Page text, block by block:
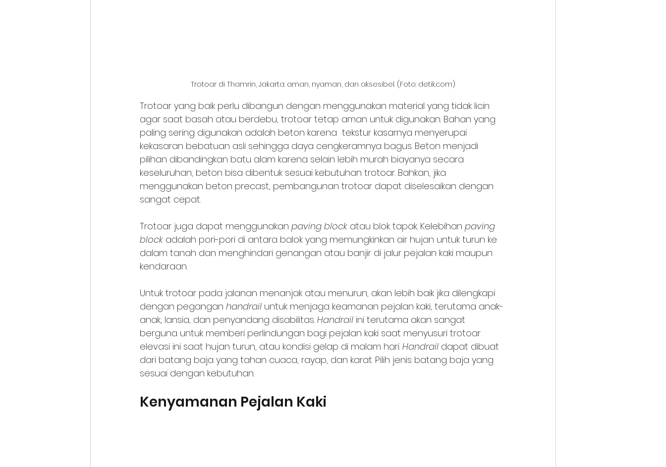
Trotoar di Thamrin, Jakarta: aman, nyaman, dan aksesibel. (Foto: detik.com)
Trotoar yang baik perlu dibangun dengan menggunakan material yang tidak licin
agar saat basah atau berdebu, trotoar tetap aman untuk digunakan. Bahan yang
paling sering digunakan adalah beton karena  tekstur kasarnya menyerupai
kekasaran bebatuan asli sehingga daya cengkeramnya bagus. Beton menjadi
pilihan dibandingkan batu alam karena selain lebih murah biayanya secara
keseluruhan, beton bisa dibentuk sesuai kebutuhan trotoar. Bahkan, jika
menggunakan beton precast, pembangunan trotoar dapat diselesaikan dengan
sangat cepat.
Trotoar juga dapat menggunakan paving block atau blok tapak. Kelebihan paving
block adalah pori-pori di antara balok yang memungkinkan air hujan untuk turun ke
dalam tanah dan menghindari genangan atau banjir di jalur pejalan kaki maupun
kendaraan.
Untuk trotoar pada jalanan menanjak atau menurun, akan lebih baik jika dilengkapi
dengan pegangan handrail untuk menjaga keamanan pejalan kaki, terutama anak-
anak, lansia, dan penyandang disabilitas. Handrail ini terutama akan sangat
berguna untuk memberi perlindungan bagi pejalan kaki saat menyusuri trotoar
elevasi ini saat hujan turun, atau kondisi gelap di malam hari. Handrail dapat dibuat
dari batang baja yang tahan cuaca, rayap, dan karat. Pilih jenis batang baja yang
sesuai dengan kebutuhan.
Kenyamanan Pejalan Kaki